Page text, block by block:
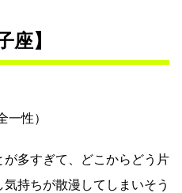
座】
性）
多すぎて、どこからどう片
持ちが散漫してしまいそう